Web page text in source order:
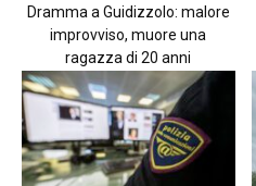
Dramma a Guidizzolo: malore
improvviso, muore una
ragazza di 20 anni